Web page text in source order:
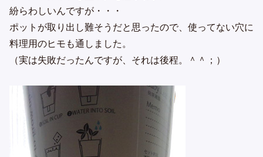
紛らわしいんですが・・・
ポットが取り出し難そうだと思ったので、使ってない穴に
料理用のヒモも通しました。
（実は失敗だったんですが、それは後程。＾＾；）